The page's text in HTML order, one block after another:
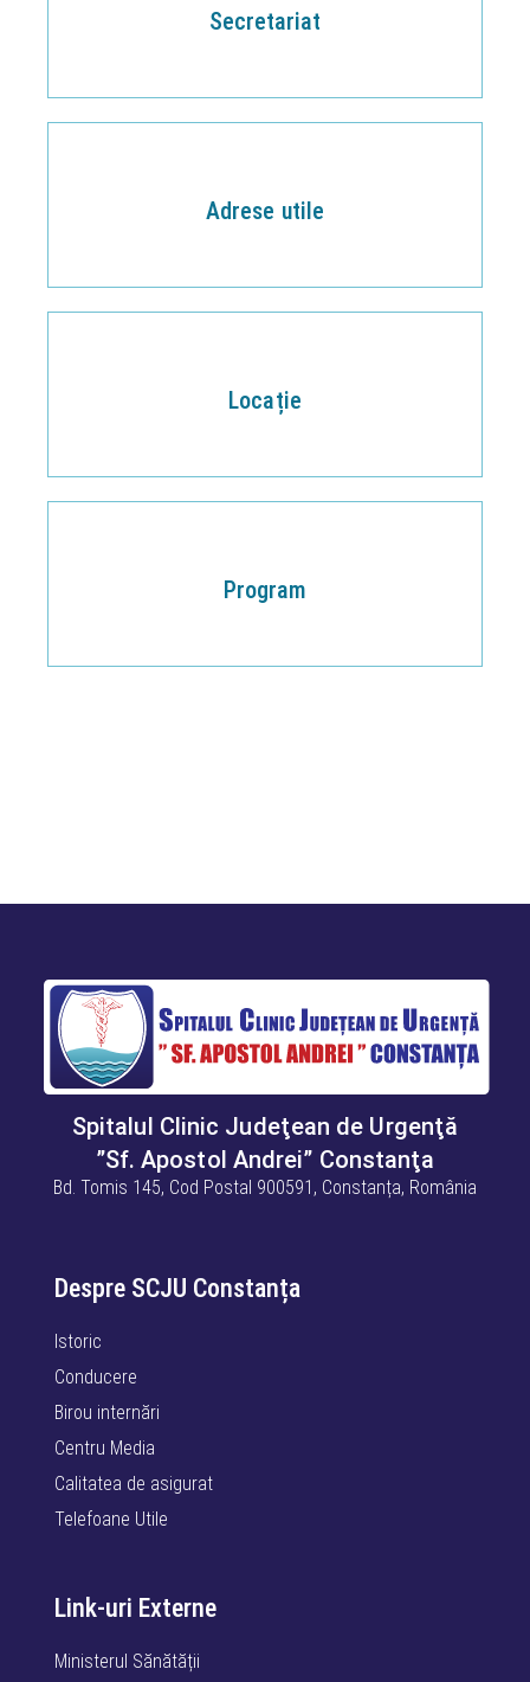
Secretariat
Adrese utile
Locație
Program
Spitalul Clinic Judeţean de Urgenţă
”Sf. Apostol Andrei” Constanţa
Bd. Tomis 145, Cod Postal 900591, Constanța, România
Despre SCJU Constanța
Istoric
Conducere
Birou internări
Centru Media
Calitatea de asigurat
Telefoane Utile
Link-uri Externe
Ministerul Sănătății